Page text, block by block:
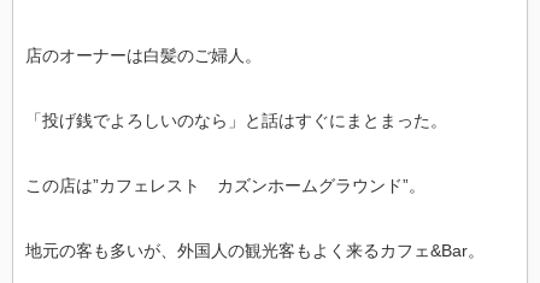
店のオーナーは白髪のご婦人。
「投げ銭でよろしいのなら」と話はすぐにまとまった。
この店は”カフェレスト カズンホームグラウンド”。
地元の客も多いが、外国人の観光客もよく来るカフェ&Bar。